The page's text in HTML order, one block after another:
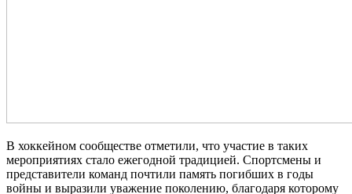
В хоккейном сообществе отметили, что участие в таких
мероприятиях стало ежегодной традицией. Спортсмены и
представители команд почтили память погибших в годы
войны и выразили уважение поколению, благодаря которому